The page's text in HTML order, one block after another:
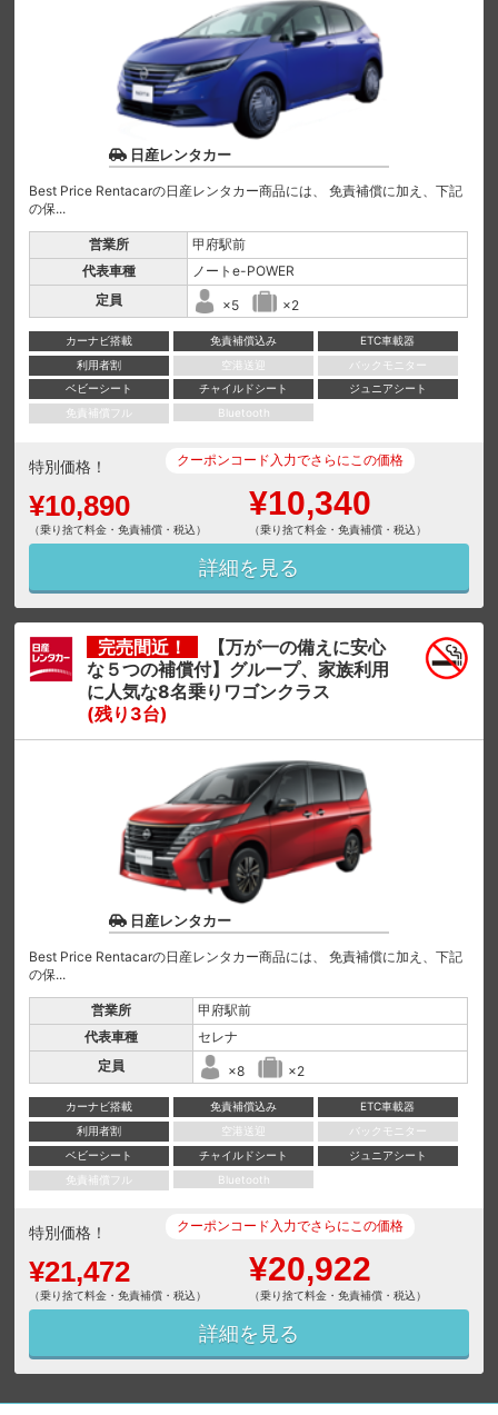
日産レンタカー
Best Price Rentacarの日産レンタカー商品には、 免責補償に加え、下記
の保...
営業所
甲府駅前
代表車種
ノートe-POWER
定員
×5 ×2
カーナビ搭載 免責補償込み
ETC車載器
利用者割
空港送迎
バックモニター
ベビーシート
チャイルドシート
ジュニアシート
免責補償フル
Bluetooth
特別価格！
¥10,890
（乗り捨て料金・免責補償・税込）
クーポンコード入力でさらにこの価格
¥10,340
（乗り捨て料金・免責補償・税込）
詳細を見る
完売間近！
【万が一の備えに安心
な５つの補償付】グループ、家族利用
に人気な8名乗りワゴンクラス
(残り3台)
日産レンタカー
Best Price Rentacarの日産レンタカー商品には、 免責補償に加え、下記
の保...
営業所
甲府駅前
代表車種
セレナ
定員
×8 ×2
カーナビ搭載 免責補償込み
ETC車載器
利用者割
空港送迎
バックモニター
ベビーシート
チャイルドシート
ジュニアシート
免責補償フル
Bluetooth
特別価格！
¥21,472
（乗り捨て料金・免責補償・税込）
クーポンコード入力でさらにこの価格
¥20,922
（乗り捨て料金・免責補償・税込）
詳細を見る